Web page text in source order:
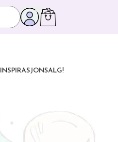
INSPIRASJONSALG!